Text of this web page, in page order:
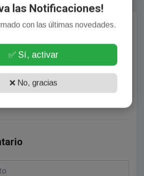
¡Sin comentarios aún!
el primero en comentar este artículo.
las Notificaciones!
con las últimas novedades.
✅ Sí, activar
❌ No, gracias